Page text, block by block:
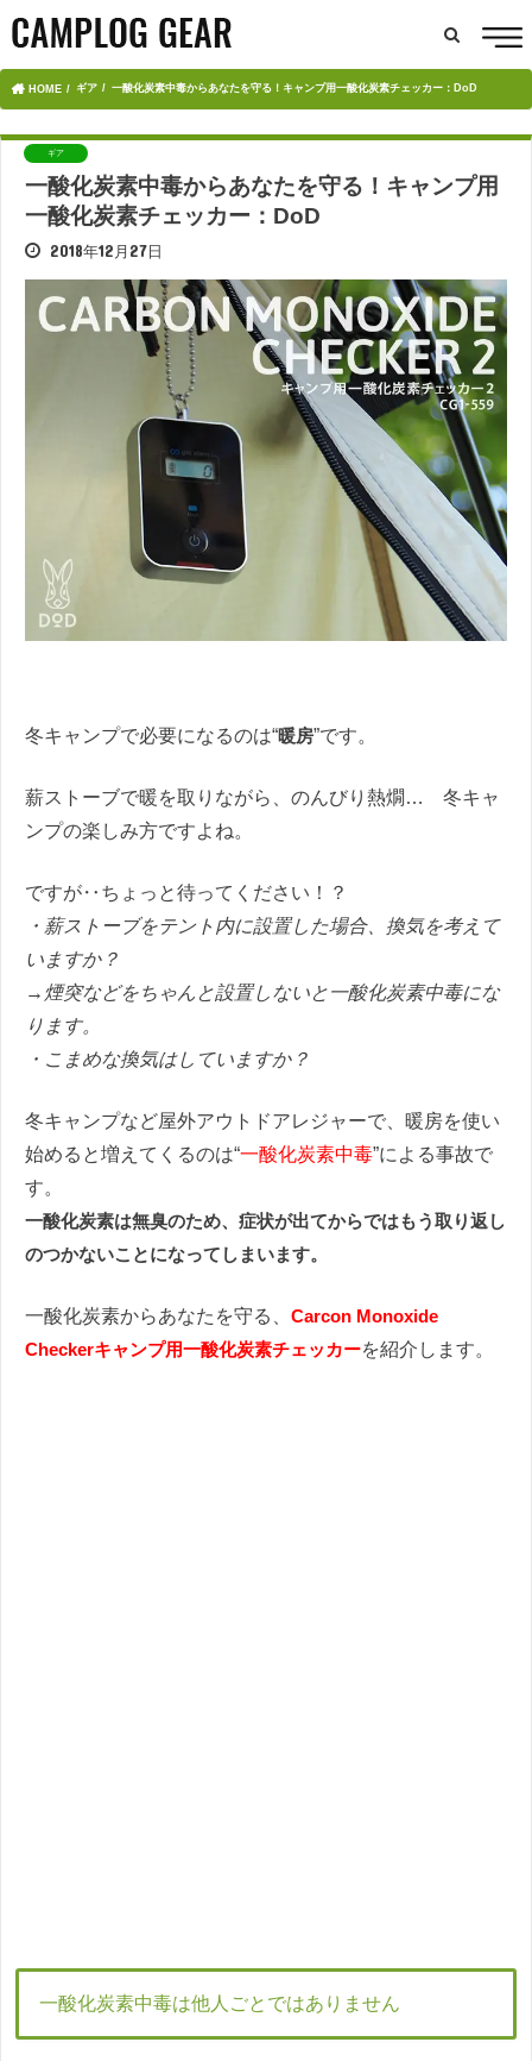
HOME ギア 一酸化炭素中毒からあなたを守る！キャンプ用一酸化炭素チェッカー：DoD
ギア
一酸化炭素中毒からあなたを守る！キャンプ用
一酸化炭素チェッカー：DoD
2018年12月27日
冬キャンプで必要になるのは“暖房”です。
薪ストーブで暖を取りながら、のんびり熱燗… 冬キャ
ンプの楽しみ方ですよね。
ですが‥ちょっと待ってください！？
・薪ストーブをテント内に設置した場合、換気を考えて
いますか？
→煙突などをちゃんと設置しないと一酸化炭素中毒にな
ります。
・こまめな換気はしていますか？
冬キャンプなど屋外アウトドアレジャーで、暖房を使い
始めると増えてくるのは“一酸化炭素中毒”による事故で
す。
一酸化炭素は無臭のため、症状が出てからではもう取り返し
のつかないことになってしまいます。
一酸化炭素からあなたを守る、 Carcon Monoxide
Checkerキャンプ用一酸化炭素チェッカーを紹介します。
一酸化炭素中毒は他人ごとではありません